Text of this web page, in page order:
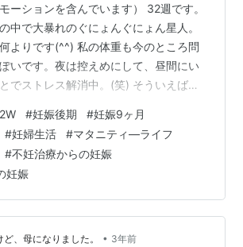
ーションを含んでいます） 32週です。
中で大暴れのぐにょんぐにょん星人。
よりです(^^) 私の体重も今のところ問
いです。夜は控えめにして、昼間にい
でストレス解消中。(笑) そういえばこ
めな状態で吐き気とかないですか？っ
が、特に症状はなく。そして、その原
いという・・・。次回健診時がちょっ
。 そして、今やっていることと言えば
しつつのマタニティヨガ ・産前使用可
。 最近また暑…
#妊娠後期 #妊娠9ヶ月
#妊婦生活 #マタニティ―ライフ
#不妊治療からの妊娠
妊娠
、母になりました。 • 3年前